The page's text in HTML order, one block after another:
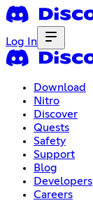
Log In
Download
Nitro
Discover
Quests
Safety
Support
Blog
Developers
Careers